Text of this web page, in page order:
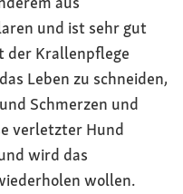
und ist sehr gut
der Krallenpflege
Leben zu schneiden,
Schmerzen und
verletzter Hund
wird das
wollen.